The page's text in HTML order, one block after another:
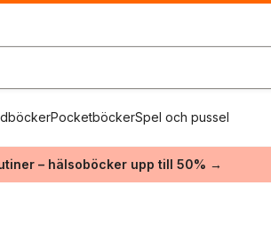
PocketböckerSpel och pussel
– hälsoböcker upp till 50% →